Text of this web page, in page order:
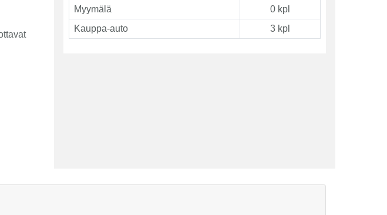
Myymälä
0 kpl
Kauppa-auto
3 kpl